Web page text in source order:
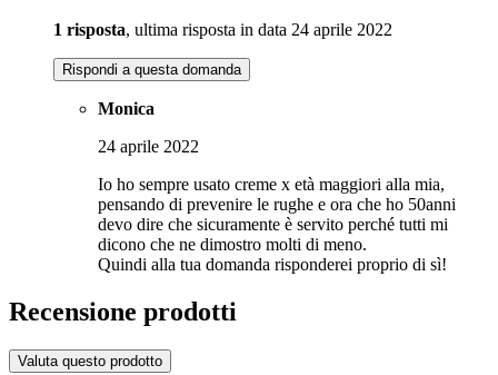
1 risposta, ultima risposta in data 24 aprile 2022
Rispondi a questa domanda
Monica
24 aprile 2022
Io ho sempre usato creme x età maggiori alla mia,
pensando di prevenire le rughe e ora che ho 50anni
devo dire che sicuramente è servito perché tutti mi
dicono che ne dimostro molti di meno.
Quindi alla tua domanda risponderei proprio di sì!
Recensione prodotti
Valuta questo prodotto